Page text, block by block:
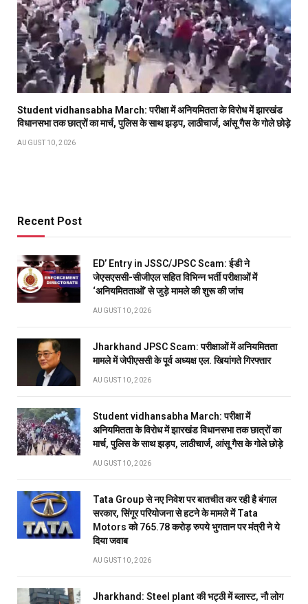
Student vidhansabha March: परीक्षा में अनियमितता के विरोध में झारखंड
विधानसभा तक छात्रों का मार्च, पुलिस के साथ झड़प, लाठीचार्ज, आंसू गैस के गोले छोड़े
AUGUST 10, 2026
Recent Post
ED’ Entry in JSSC/JPSC Scam: ईडी ने
जेएसएससी-सीजीएल सहित विभिन्न भर्ती परीक्षाओं में
‘अनियमितताओं’ से जुड़े मामले की शुरू की जांच
AUGUST 10, 2026
Jharkhand JPSC Scam: परीक्षाओं में अनियमितता
मामले में जेपीएससी के पूर्व अध्यक्ष एल. खियांगते गिरफ्तार
AUGUST 10, 2026
Student vidhansabha March: परीक्षा में
अनियमितता के विरोध में झारखंड विधानसभा तक छात्रों का
मार्च, पुलिस के साथ झड़प, लाठीचार्ज, आंसू गैस के गोले छोड़े
AUGUST 10, 2026
Tata Group से नए निवेश पर बातचीत कर रही है बंगाल
सरकार, सिंगूर परियोजना से हटने के मामले में Tata
Motors को 765.78 करोड़ रुपये भुगतान पर मंत्री ने ये
दिया जवाब
AUGUST 10, 2026
Jharkhand: Steel plant की भट्ठी में ब्लास्ट, नौ लोग